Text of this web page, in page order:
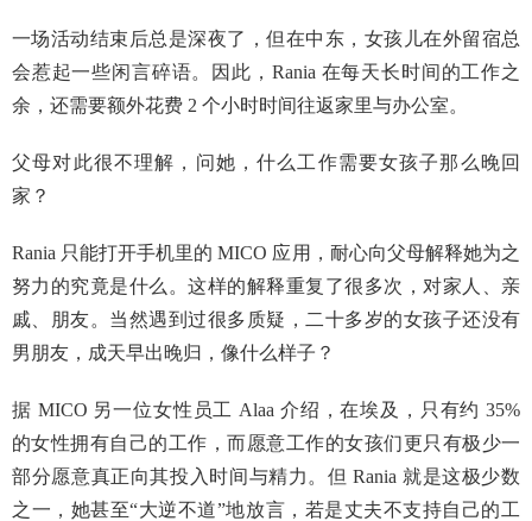
一场活动结束后总是深夜了，但在中东，女孩儿在外留宿总
会惹起一些闲言碎语。因此，Rania 在每天长时间的工作之
余，还需要额外花费 2 个小时时间往返家里与办公室。
父母对此很不理解，问她，什么工作需要女孩子那么晚回
家？
Rania 只能打开手机里的 MICO 应用，耐心向父母解释她为之
努力的究竟是什么。这样的解释重复了很多次，对家人、亲
戚、朋友。当然遇到过很多质疑，二十多岁的女孩子还没有
男朋友，成天早出晚归，像什么样子？
据 MICO 另一位女性员工 Alaa 介绍，在埃及，只有约 35%
的女性拥有自己的工作，而愿意工作的女孩们更只有极少一
部分愿意真正向其投入时间与精力。但 Rania 就是这极少数
之一，她甚至“大逆不道”地放言，若是丈夫不支持自己的工